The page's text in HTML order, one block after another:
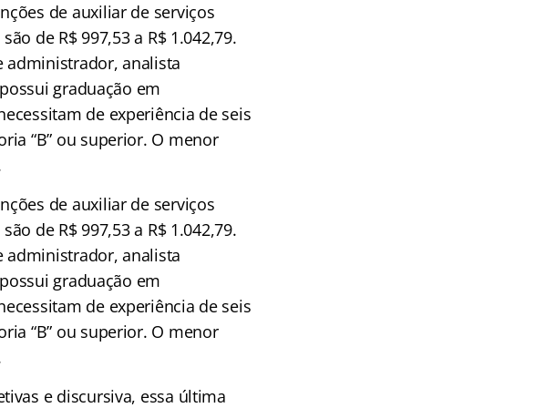
de auxiliar de serviços
de R$ 997,53 a R$ 1.042,79.
administrador, analista
graduação em
de experiência de seis
“B” ou superior. O menor
de auxiliar de serviços
de R$ 997,53 a R$ 1.042,79.
administrador, analista
graduação em
de experiência de seis
“B” ou superior. O menor
e discursiva, essa última